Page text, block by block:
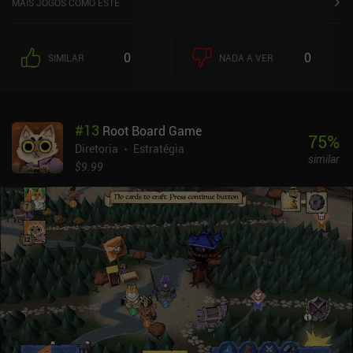
difícil descobrir onde estava a verdadeira diversão que quase
desisti de tentar. No entanto, estou muito feliz por ter perseverado.
útil botão de desfazer, podemos verificar as diferentes opções
antes de nos comprometermos. Podemos nos concentrar na
expansão do nosso império, na construção de mais postos
cada estratégia é um caminho igualmente válido para a vitória.A
interface do usuário é muito fácil de usar, com todas as
informações acessíveis com apenas alguns toques. Da mesma
forma, o estilo de arte é suave e colorido. O tutorial é um pouco
monótono, o que pode ter contribuído para dificultar o início do
jogo, mas pelo menos é funcional.O jogo apresenta uma excelente
variedade de modos multijogador personalizáveis entre
plataformas, bem como uma IA robusta para jogos solo. Na
verdade, é um jogo bem pensado e enganosamente complexo que
permite muitos estilos de jogo diferentes.Concordia custa US$
MAIS JOGOS COMO ESTE
SIMILAR 0 NADA A VER 0
#13 Root Board Game
Diretoria
Estratégia
$9.99
75%
similar